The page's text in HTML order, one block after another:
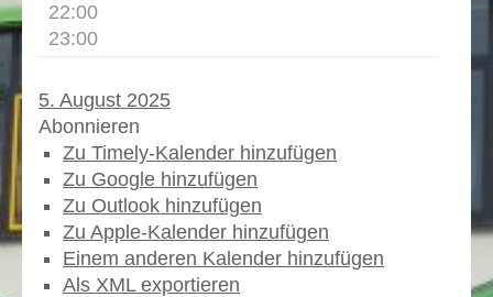
22:00
23:00
5. August 2025
Abonnieren
Zu Timely-Kalender hinzufügen
Zu Google hinzufügen
Zu Outlook hinzufügen
Zu Apple-Kalender hinzufügen
Einem anderen Kalender hinzufügen
Als XML exportieren